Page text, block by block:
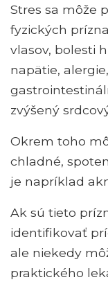
Stres sa môže
fyzických
vlasov, bolesti
napätie,
zvýšený
Okrem toho
chladné,
je napríklad
Ak sú tieto
identifikovať
ale niekedy
praktického